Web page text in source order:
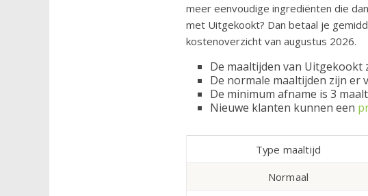
meer eenvoudige ingrediënten die
met Uitgekookt? Dan betaal je
kostenoverzicht van augustus 2026.
De maaltijden van Uitgekookt
De normale maaltijden zijn er
De minimum afname is 3
Nieuwe klanten kunnen een
Type maaltijd
Normaal